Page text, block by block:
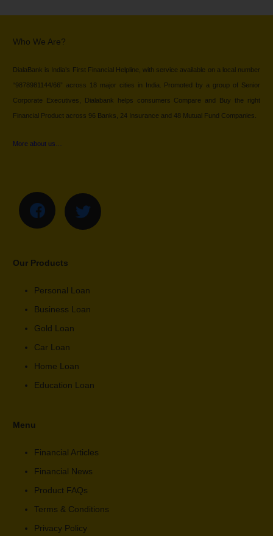
Who We Are?
DialaBank is India’s First Financial Helpline, with service available on a local number
“9878981144/66” across 18 major cities in India. Promoted by a group of Senior
Corporate Executives, Dialabank helps consumers Compare and Buy the right
Financial Product across 96 Banks, 24 Insurance and 48 Mutual Fund Companies.
More about us…
Our Products
Personal Loan
Business Loan
Gold Loan
Car Loan
Home Loan
Education Loan
Menu
Financial Articles
Financial News
Product FAQs
Terms & Conditions
Privacy Policy